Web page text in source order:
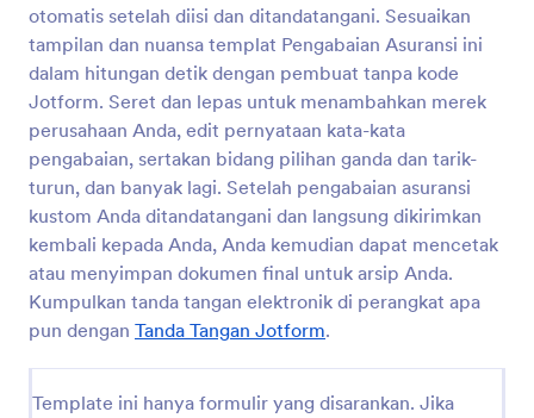
otomatis setelah diisi dan ditandatangani. Sesuaikan
tampilan dan nuansa templat Pengabaian Asuransi ini
dalam hitungan detik dengan pembuat tanpa kode
Jotform. Seret dan lepas untuk menambahkan merek
perusahaan Anda, edit pernyataan kata-kata
pengabaian, sertakan bidang pilihan ganda dan tarik-
turun, dan banyak lagi. Setelah pengabaian asuransi
kustom Anda ditandatangani dan langsung dikirimkan
kembali kepada Anda, Anda kemudian dapat mencetak
atau menyimpan dokumen final untuk arsip Anda.
Kumpulkan tanda tangan elektronik di perangkat apa
pun dengan Tanda Tangan Jotform.
Template ini hanya formulir yang disarankan. Jika